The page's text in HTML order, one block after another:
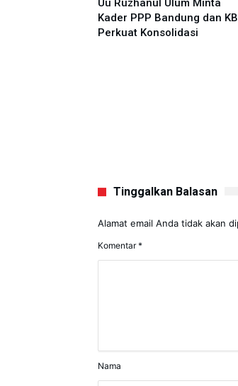
Uu Ruzhanul Ulum Minta
Kader PPP Bandung dan
Perkuat Konsolidasi
Tinggalkan Balasan
Alamat email Anda tidak akan
Komentar*
Nama